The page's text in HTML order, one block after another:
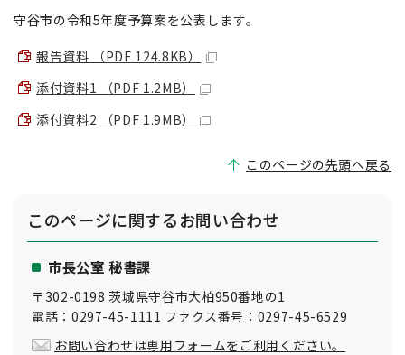
守谷市の令和5年度予算案を公表します。
報告資料 （PDF 124.8KB）
添付資料1 （PDF 1.2MB）
添付資料2 （PDF 1.9MB）
このページの先頭へ戻る
このページに関するお問い合わせ
市長公室 秘書課
〒302-0198 茨城県守谷市大柏950番地の1
電話：0297-45-1111 ファクス番号：0297-45-6529
お問い合わせは専用フォームをご利用ください。